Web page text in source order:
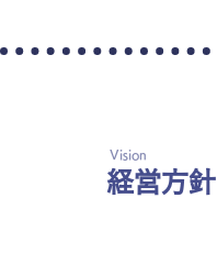
Vision
経営方針